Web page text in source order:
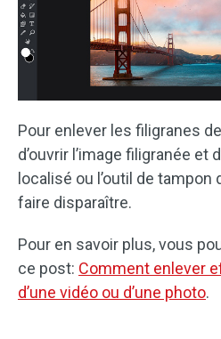
Pour enlever les filigranes
d’ouvrir l’image filigranée et
localisé ou l’outil de
faire disparaître.
Pour en savoir plus, vous
ce post: Comment enlever
d’une vidéo ou d’une photo.